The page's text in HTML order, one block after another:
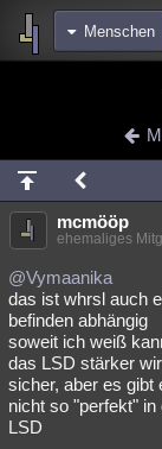
Menschen
Chat Wiki
meine Rubriken
Menschen
Spiritualität
Natur Umfragen
weitere Rubriken
Philosophie
Astronomie
mcmööp
ehemaliges
@Vymaanika
das ist whrsl auch
befinden abhängig
soweit ich weiß
das LSD stärker
sicher, aber es gibt
nicht so "perfekt"
LSD